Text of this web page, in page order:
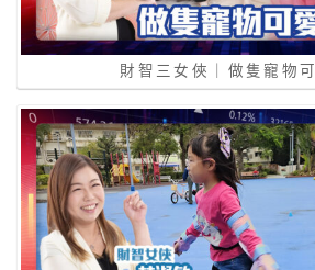
財智三女俠｜做隻寵物